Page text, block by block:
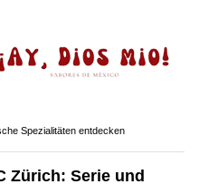
Spezialitäten entdecken
Zürich: Serie und